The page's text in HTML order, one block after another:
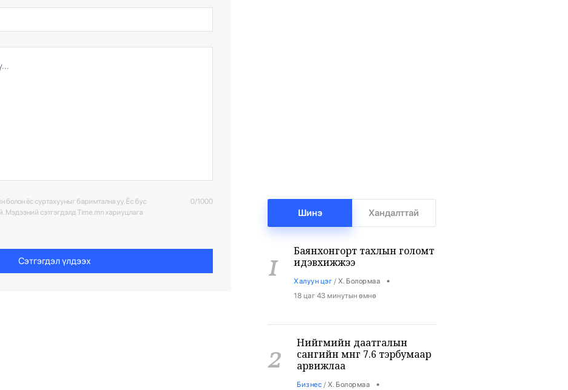
болон ёс суртахууныг баримтална уу. Ёс бус
Мэдээний сэтгэгдэлд Time.mn хариуцлага
0/1000
Сэтгэгдэл үлдээх
Шинэ Хандалттай
1
Баянхонгорт тахлын голомт
идэвхижжээ
Халуун цэг / Х. Болормаа •
18 цаг 43 минутын өмнө
2
Нийгмийн даатгалын
сангийн мөнгө 7.6 тэрбумаар
арвижлаа
Бизнес / Х. Болормаа •